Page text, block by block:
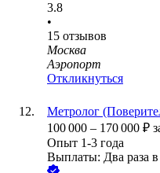
3.8
•
15 отзывов
Москва
Аэропорт
Откликнуться
Метролог
100 000 – 170 000 ₽
Опыт 1-3 года
Выплаты: Два раза в